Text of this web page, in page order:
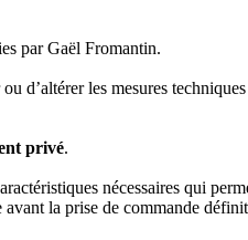
par Gaël Fromantin.
d’altérer les mesures
privé.
nécessaires qui
la prise de commande